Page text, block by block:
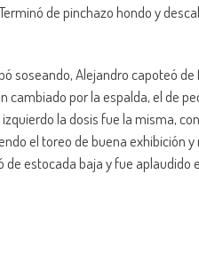
de pinchazo hondo y
soseando, Alejandro capoteó
cambiado por la espalda, el de
la dosis fue la misma,
el toreo de buena exhibición
estocada baja y fue aplaudido